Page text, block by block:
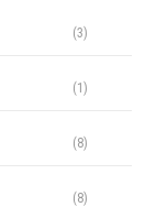
(3)
(1)
(8)
(8)